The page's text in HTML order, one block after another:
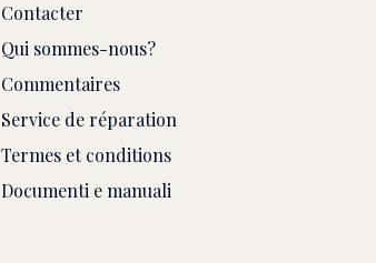
Contacter
Qui sommes-nous?
Commentaires
Service de réparation
Termes et conditions
Documenti e manuali